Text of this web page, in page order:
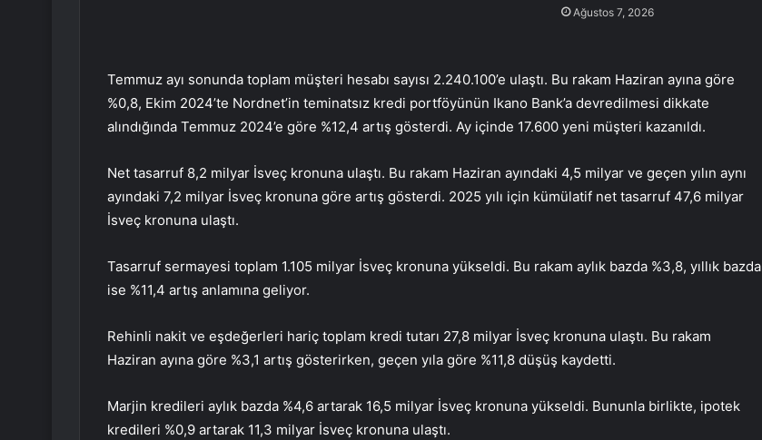
Ağustos 7, 2026
Temmuz ayı sonunda toplam müşteri hesabı sayısı 2.240.100’e ulaştı. Bu rakam Haziran ayına göre
%0,8, Ekim 2024’te Nordnet’in teminatsız kredi portföyünün Ikano Bank’a devredilmesi dikkate
alındığında Temmuz 2024’e göre %12,4 artış gösterdi. Ay içinde 17.600 yeni müşteri kazanıldı.
Net tasarruf 8,2 milyar İsveç kronuna ulaştı. Bu rakam Haziran ayındaki 4,5 milyar ve geçen yılın aynı
ayındaki 7,2 milyar İsveç kronuna göre artış gösterdi. 2025 yılı için kümülatif net tasarruf 47,6 milyar
İsveç kronuna ulaştı.
Tasarruf sermayesi toplam 1.105 milyar İsveç kronuna yükseldi. Bu rakam aylık bazda %3,8, yıllık bazda
ise %11,4 artış anlamına geliyor.
Rehinli nakit ve eşdeğerleri hariç toplam kredi tutarı 27,8 milyar İsveç kronuna ulaştı. Bu rakam
Haziran ayına göre %3,1 artış gösterirken, geçen yıla göre %11,8 düşüş kaydetti.
Marjin kredileri aylık bazda %4,6 artarak 16,5 milyar İsveç kronuna yükseldi. Bununla birlikte, ipotek
kredileri %0,9 artarak 11,3 milyar İsveç kronuna ulaştı.